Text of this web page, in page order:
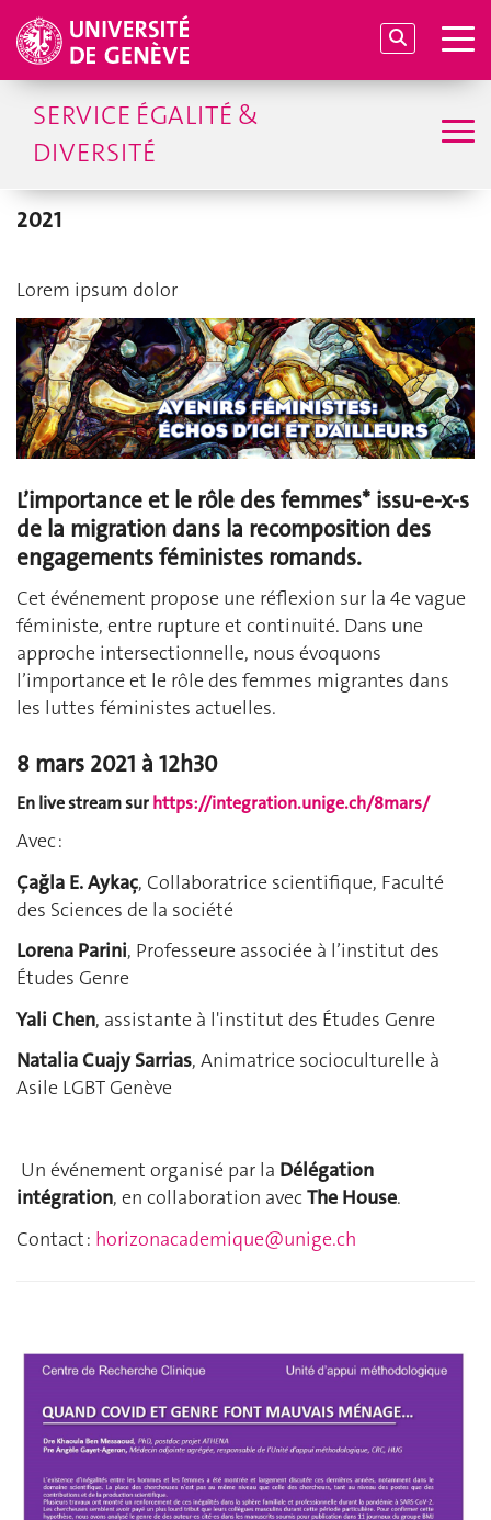
SERVICE ÉGALITÉ &
DIVERSITÉ
2021
Lorem ipsum dolor
L’importance et le rôle des femmes* issu-e-x-s
de la migration dans la recomposition des
engagements féministes romands.
Cet événement propose une réflexion sur la 4e vague
féministe, entre rupture et continuité. Dans une
approche intersectionnelle, nous évoquons
l’importance et le rôle des femmes migrantes dans
les luttes féministes actuelles.
8 mars 2021 à 12h30
En live stream surhttps://integration.unige.ch/8mars/
Avec :
Çağla E. Aykaç, Collaboratrice scientifique, Faculté
des Sciences de la société
Lorena Parini, Professeure associée à l’institut des
Études Genre
Yali Chen, assistante à l'institut des Études Genre
Natalia Cuajy Sarrias, Animatrice socioculturelle à
Asile LGBT Genève
Un événement organisé par la Délégation
intégration, en collaboration avecThe House.
Contact : horizonacademique@unige.ch